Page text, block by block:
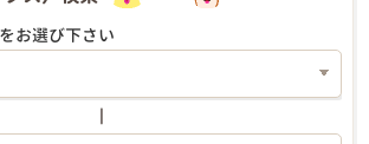
お選び下さい